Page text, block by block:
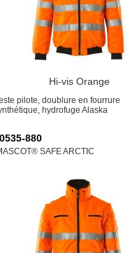
Hi-vis Orange
pilote, doublure en fourrure
hydrofuge Alaska
880
SAFE ARCTIC